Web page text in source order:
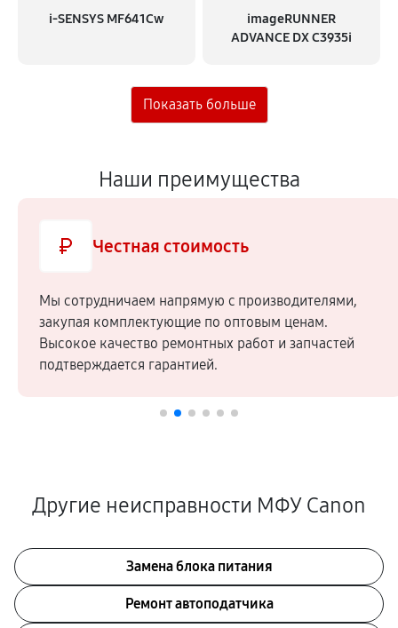
i‑SENSYS MF641Cw
imageRUNNER
ADVANCE DX C3935i
Наши преимущества
Честная стоимость
Мы сотрудничаем напрямую c производителями,
закупая комплектующие по оптовым ценам.
Высокое качество ремонтных работ и запчастей
подтверждается гарантией.
Другие неисправности МФУ Canon
Замена блока питания
Ремонт автоподатчика